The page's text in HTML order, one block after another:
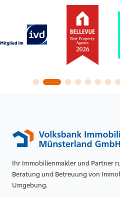
Ihr Immobilienmakler und Partner
Beratung und Betreuung von
Umgebung.